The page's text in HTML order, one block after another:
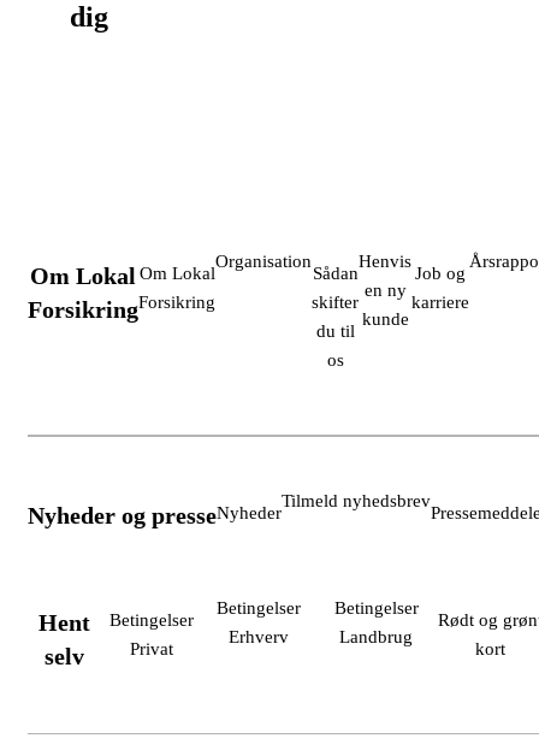
dig
Om Lokal
Forsikring
Om Lokal
Forsikring
Organisation
Sådan
skifter
du til
os
Henvis
en ny
kunde
Job og
karriere
Nyheder og presseNyheder
Tilmeld nyhedsbrev
Hent
selv
Betingelser
Privat
Betingelser
Erhverv
Betingelser
Landbrug
Rødt og
kort